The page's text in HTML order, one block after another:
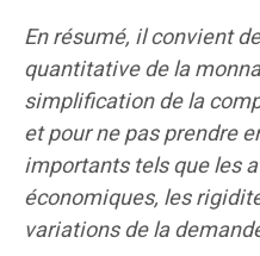
En résumé, il convient
quantitative de la
simplification de la
et pour ne pas prendre
importants tels que les
économiques, les
variations de la